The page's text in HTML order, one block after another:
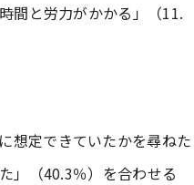
間と労力がかかる」（11.
想定できていたかを尋ねた
」（40.3％）を合わせる